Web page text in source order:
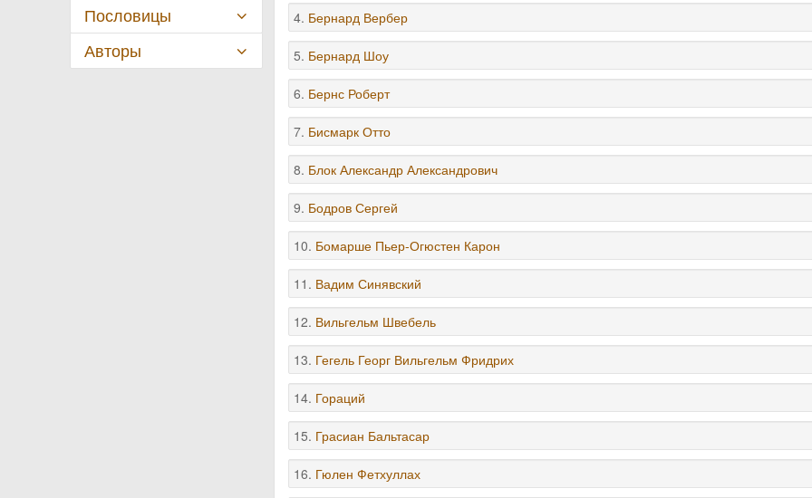
4. Бернард Вербер
5. Бернард Шоу
6. Бернс Роберт
7. Бисмарк Отто
8. Блок Александр Александрович
9. Бодров Сергей
10. Бомарше Пьер-Огюстен Карон
11. Вадим Синявский
12. Вильгельм Швебель
13. Гегель Георг Вильгельм Фридрих
14. Гораций
15. Грасиан Бальтасар
16. Гюлен Фетхуллах
Пословицы
Авторы